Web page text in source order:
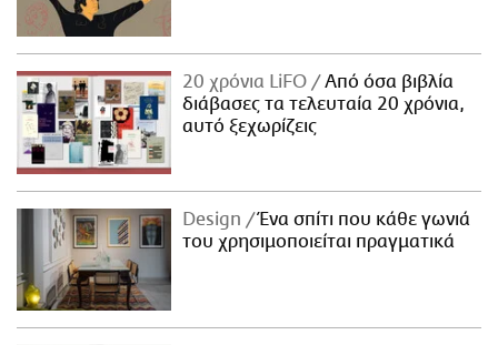
20 χρόνια LiFO
Από όσα βιβλία
διάβασες τα τελευταία 20 χρόνια,
αυτό ξεχωρίζεις
Design
Ένα σπίτι που κάθε γωνιά
του χρησιμοποιείται πραγματικά